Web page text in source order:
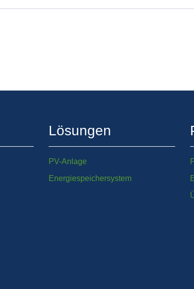
Lösungen
PV-Anlage
Energiespeichersystem